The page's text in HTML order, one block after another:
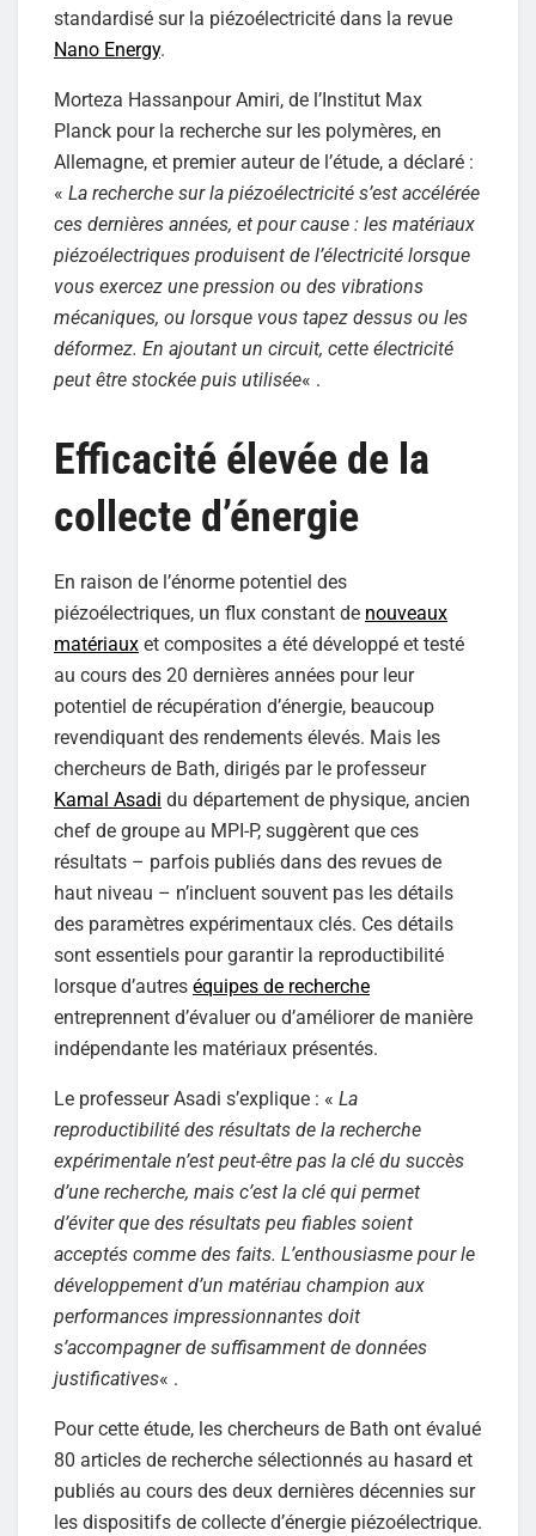
standardisé sur la piézoélectricité dans la revue
Nano Energy.
Morteza Hassanpour Amiri, de l’Institut Max
Planck pour la recherche sur les polymères, en
Allemagne, et premier auteur de l’étude, a déclaré :
« La recherche sur la piézoélectricité s’est accélérée
ces dernières années, et pour cause : les matériaux
piézoélectriques produisent de l’électricité lorsque
vous exercez une pression ou des vibrations
mécaniques, ou lorsque vous tapez dessus ou les
déformez. En ajoutant un circuit, cette électricité
peut être stockée puis utilisée« .
Efficacité élevée de la
collecte d’énergie
En raison de l’énorme potentiel des
piézoélectriques, un flux constant de nouveaux
matériaux et composites a été développé et testé
au cours des 20 dernières années pour leur
potentiel de récupération d’énergie, beaucoup
revendiquant des rendements élevés. Mais les
chercheurs de Bath, dirigés par le professeur
Kamal Asadi du département de physique, ancien
chef de groupe au MPI-P, suggèrent que ces
résultats – parfois publiés dans des revues de
haut niveau – n’incluent souvent pas les détails
des paramètres expérimentaux clés. Ces détails
sont essentiels pour garantir la reproductibilité
lorsque d’autres équipes de recherche
entreprennent d’évaluer ou d’améliorer de manière
indépendante les matériaux présentés.
Le professeur Asadi s’explique : « La
reproductibilité des résultats de la recherche
expérimentale n’est peut-être pas la clé du succès
d’une recherche, mais c’est la clé qui permet
d’éviter que des résultats peu fiables soient
acceptés comme des faits. L’enthousiasme pour le
développement d’un matériau champion aux
performances impressionnantes doit
s’accompagner de suffisamment de données
justificatives« .
Pour cette étude, les chercheurs de Bath ont évalué
80 articles de recherche sélectionnés au hasard et
publiés au cours des deux dernières décennies sur
les dispositifs de collecte d’énergie piézoélectrique.